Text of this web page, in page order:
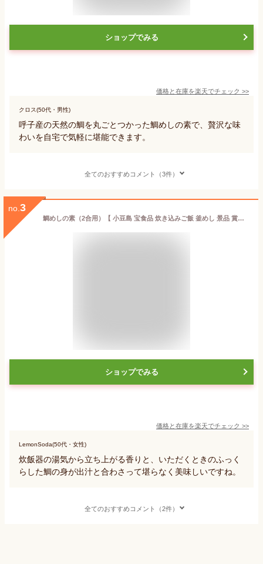
ショップでみる
価格と在庫を楽天でチェック >>
クロス(50代・男性)
呼子産の天然の鯛を丸ごとつかった鯛めしの素で、贅沢な味
わいを自宅で気軽に堪能できます。
全てのおすすめコメント（3件）
no. 3
鯛めしの素（2合用）【 小豆島 宝食品 炊き込みご飯 釜めし 景品 賞品 イベント 】【おうちごはん】
ショップでみる
価格と在庫を楽天でチェック >>
LemonSoda(50代・女性)
炊飯器の湯気から立ち上がる香りと、いただくときのふっく
らした鯛の身が出汁と合わさって堪らなく美味しいですね。
全てのおすすめコメント（2件）